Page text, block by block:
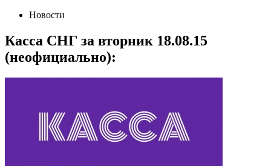
Новости
Касса СНГ за вторник 18.08.15
(неофициально):